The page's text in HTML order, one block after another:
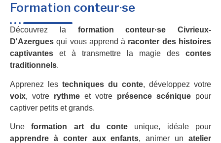
Formation conteur·se
Découvrez la formation conteur·se Civrieux-
D'Azergues qui vous apprend à raconter des histoires
captivantes et à transmettre la magie des contes
traditionnels.
Apprenez les techniques du conte, développez votre
voix, votre rythme et votre présence scénique pour
captiver petits et grands.
Uneformation art du conte unique, idéale pour
apprendre à conter aux enfants, animer unatelier